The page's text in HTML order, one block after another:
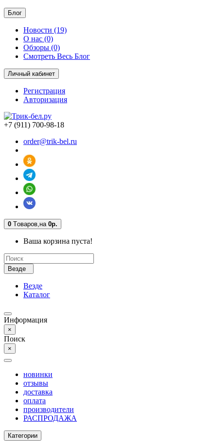
Блог
Новости (19)
О нас (0)
Обзоры (0)
Смотреть Весь Блог
Личный кабинет
Регистрация
Авторизация
+7 (911) 700-98-18
order@trik-bel.ru
0 Tоваров,на 0р.
Ваша корзина пуста!
Везде
Везде
Каталог
Информация
×
Поиск
×
новинки
отзывы
доставка
оплата
производители
РАСПРОДАЖА
Категории